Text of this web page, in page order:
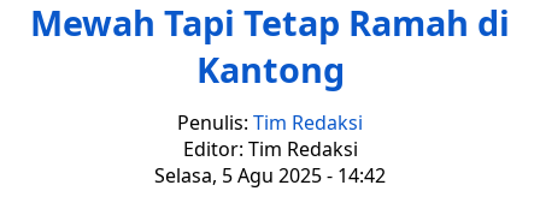
Mewah Tapi Tetap Ramah di
Kantong
Penulis: Tim Redaksi
Editor: Tim Redaksi
Selasa, 5 Agu 2025 - 14:42